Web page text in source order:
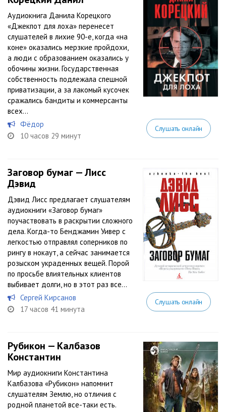
Аудиокнига Данила Корецкого
«Джекпот для лоха» перенесет
слушателей в лихие 90-е, когда «на
коне» оказались мерзкие пройдохи,
а люди с образованием оказались у
обочины жизни. Государственная
собственность подлежала спешной
приватизации, а за лакомый кусочек
сражались бандиты и коммерсанты
всех...
Фёдор
10 часов 29 минут
Слушать онлайн
Заговор бумаг — Лисс
Дэвид
Дэвид Лисс предлагает слушателям
аудиокниги «Заговор бумаг»
поучаствовать в раскрытии сложного
дела. Когда-то Бенджамин Уивер с
легкостью отправлял соперников по
рингу в нокаут, а сейчас занимается
розыском украденных вещей. Порой
по просьбе влиятельных клиентов
выбивает долги, но в этот раз все...
Сергей Кирсанов
17 часов 41 минута
Слушать онлайн
Рубикон — Калбазов
Константин
Мир аудиокниги Константина
Калбазова «Рубикон» напомнит
слушателям Землю, но отличия с
родной планетой все-таки есть.